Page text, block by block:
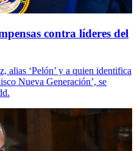
contra líderes del
alias ‘Pelón’ y a quien identifica
Nueva Generación’, se